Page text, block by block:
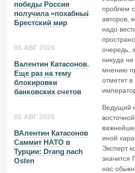
победы Россия
получила «похабный»
Брестский мир
05 АВГ 2026
Валентин Катасонов.
Еще раз на тему
блокировки
банковских счетов
01 АВГ 2026
ВАлентин Катасонов.
Саммит НАТО в
Турции: Drang nach
Osten
проблем
авторов,
надо
очередь,
никуда
мнению
отметят
Ведущий
иной
Эксперт
значится
нас